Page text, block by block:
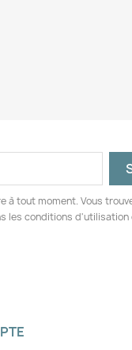
à tout moment. Vous
les conditions d'utilisation